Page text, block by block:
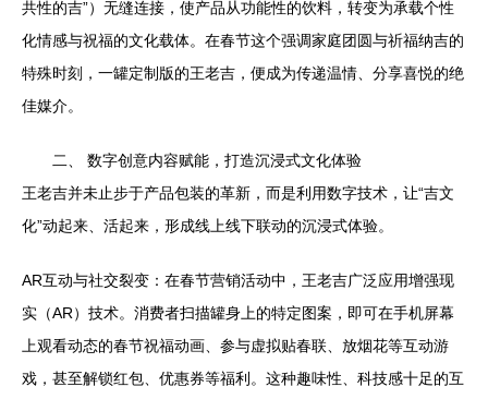
共性的吉”）无缝连接，使产品从功能性的饮料，转变为承载个性
化情感与祝福的文化载体。在春节这个强调家庭团圆与祈福纳吉的
特殊时刻，一罐定制版的王老吉，便成为传递温情、分享喜悦的绝
佳媒介。
二、 数字创意内容赋能，打造沉浸式文化体验
王老吉并未止步于产品包装的革新，而是利用数字技术，让“吉文
化”动起来、活起来，形成线上线下联动的沉浸式体验。
AR互动与社交裂变：在春节营销活动中，王老吉广泛应用增强现
实（AR）技术。消费者扫描罐身上的特定图案，即可在手机屏幕
上观看动态的春节祝福动画、参与虚拟贴春联、放烟花等互动游
戏，甚至解锁红包、优惠券等福利。这种趣味性、科技感十足的互